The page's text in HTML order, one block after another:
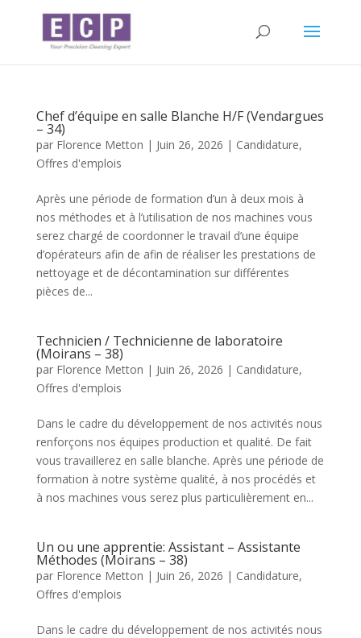
Chef d’équipe en salle Blanche H/F (Vendargues
– 34)
par Florence Metton | Juin 26, 2026 | Candidature,
Offres d'emplois
Après une période de formation d’un à deux mois à
nos méthodes et à l’utilisation de nos machines vous
serez chargé de coordonner le travail d’une équipe
d’opérateurs afin de afin de réaliser les prestations de
nettoyage et de décontamination sur différentes
pièces de...
Technicien / Technicienne de laboratoire
(Moirans – 38)
par Florence Metton | Juin 26, 2026 | Candidature,
Offres d'emplois
Dans le cadre du développement de nos activités nous
renforçons nos équipes production et qualité. De fait
vous travaillerez en salle blanche. Après une période de
formation à notre système qualité, à nos procédés et
à nos machines vous serez plus particulièrement en...
Un ou une apprentie: Assistant – Assistante
Méthodes (Moirans – 38)
par Florence Metton | Juin 26, 2026 | Candidature,
Offres d'emplois
Dans le cadre du développement de nos activités nous